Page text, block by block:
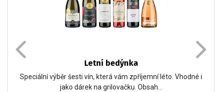
Letní bedýnka
Speciální výběr šesti vín, která vám zpříjemní léto. Vhodné i
jako dárek na grilovačku. Obsah…